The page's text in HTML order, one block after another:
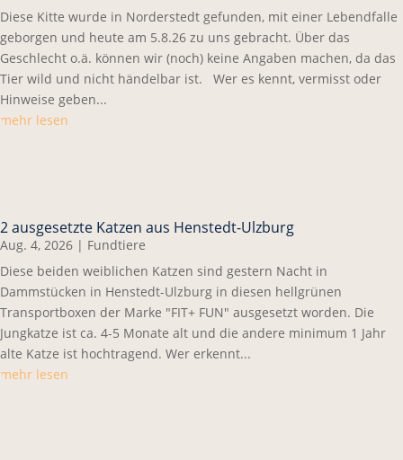
Diese Kitte wurde in Norderstedt gefunden, mit einer Lebendfalle
geborgen und heute am 5.8.26 zu uns gebracht. Über das
Geschlecht o.ä. können wir (noch) keine Angaben machen, da das
Tier wild und nicht händelbar ist. Wer es kennt, vermisst oder
Hinweise geben...
mehr lesen
2 ausgesetzte Katzen aus Henstedt-Ulzburg
Aug. 4, 2026 | Fundtiere
Diese beiden weiblichen Katzen sind gestern Nacht in
Dammstücken in Henstedt-Ulzburg in diesen hellgrünen
Transportboxen der Marke "FIT+ FUN" ausgesetzt worden. Die
Jungkatze ist ca. 4-5 Monate alt und die andere minimum 1 Jahr
alte Katze ist hochtragend. Wer erkennt...
mehr lesen